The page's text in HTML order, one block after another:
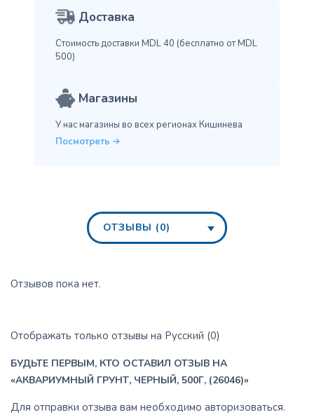
Доставка
Стоимость доставки MDL 40 (бесплатно от MDL
500)
Магазины
У нас магазины во всех регионах Кишинева
Посмотреть
ОТЗЫВЫ (0)
Отзывов пока нет.
Отображать только отзывы на Русский (0)
БУДЬТЕ ПЕРВЫМ, КТО ОСТАВИЛ ОТЗЫВ НА
«АКВАРИУМНЫЙ ГРУНТ, ЧЕРНЫЙ, 500Г, (26046)»
Для отправки отзыва вам необходимо авторизоваться.